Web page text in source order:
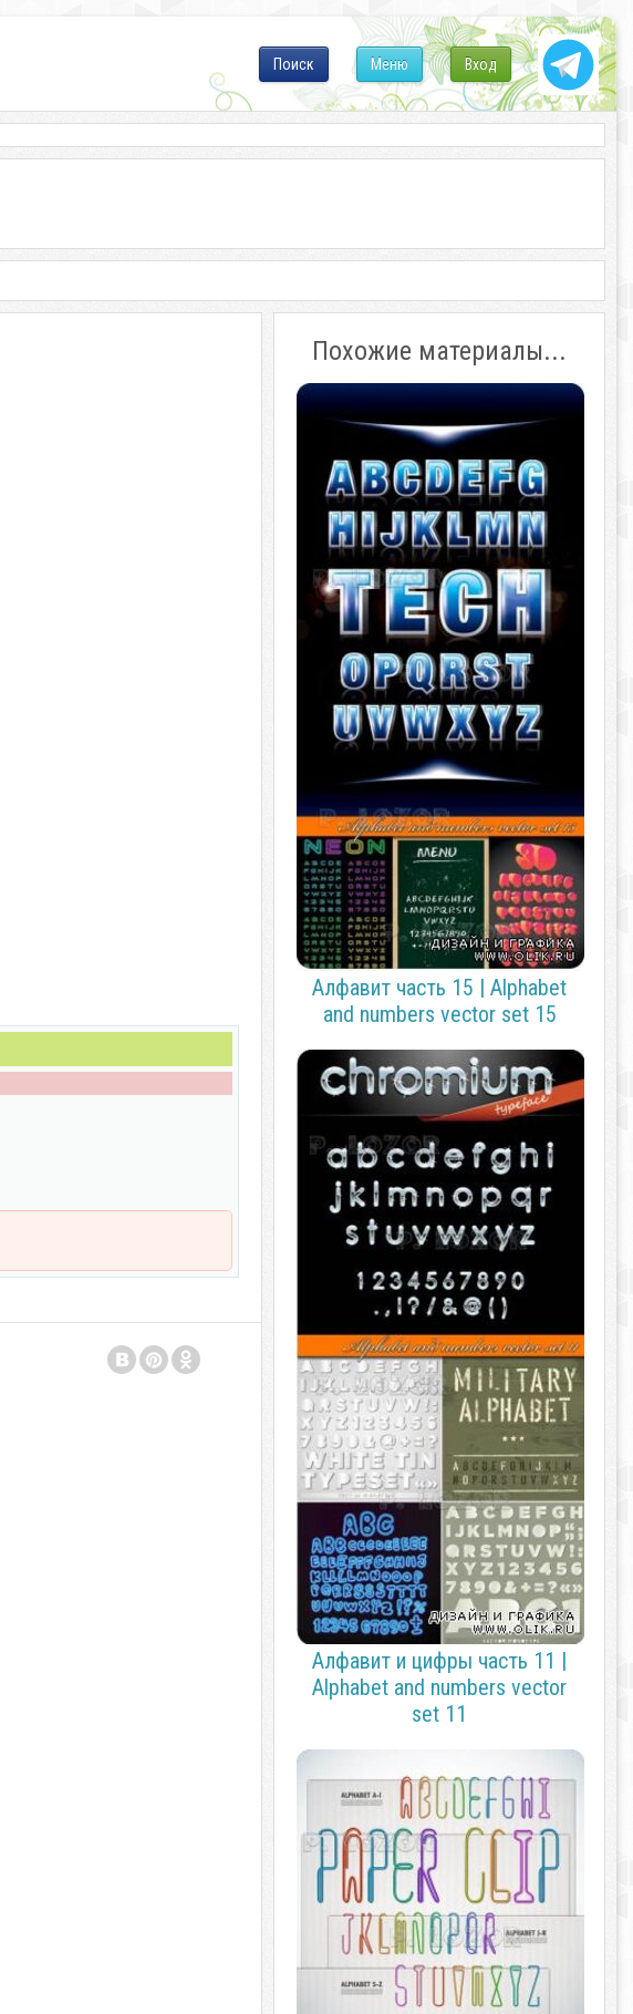
Вход
Меню
Поиск
Похожие материалы...
Алфавит часть 15 | Alphabet
and numbers vector set 15
Алфавит и цифры часть 11 |
Alphabet and numbers vector
set 11